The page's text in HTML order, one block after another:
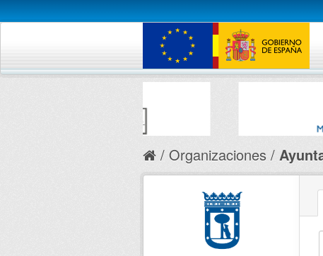
Organizaciones